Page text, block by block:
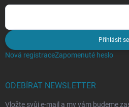
Přihlásit se
Nová registraceZapomenuté heslo
ODEBÍRAT NEWSLETTER
Vložte svůj e-mail a my vám budeme